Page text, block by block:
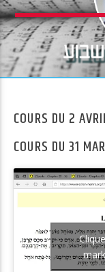
COURS DU 2
COURS DU 31